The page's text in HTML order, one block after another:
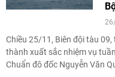
Chiều 25/11, Biên đội tàu
thành xuất sắc nhiệm vụ
Chuẩn đô đốc Nguyễn Văn